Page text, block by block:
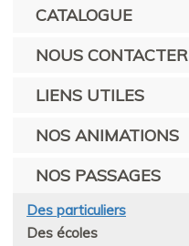
CATALOGUE
NOUS CONTACTER
LIENS UTILES
NOS ANIMATIONS
NOS PASSAGES
Des particuliers
Des écoles